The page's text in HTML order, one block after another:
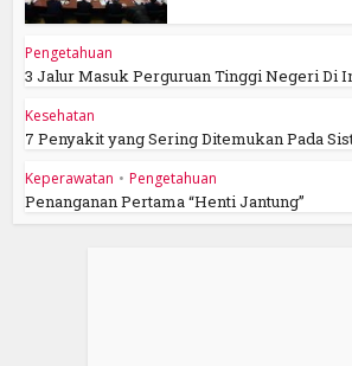
Pengetahuan
3 Jalur Masuk Perguruan Tinggi Negeri Di
Kesehatan
7 Penyakit yang Sering Ditemukan Pada
Keperawatan • Pengetahuan
Penanganan Pertama “Henti Jantung”